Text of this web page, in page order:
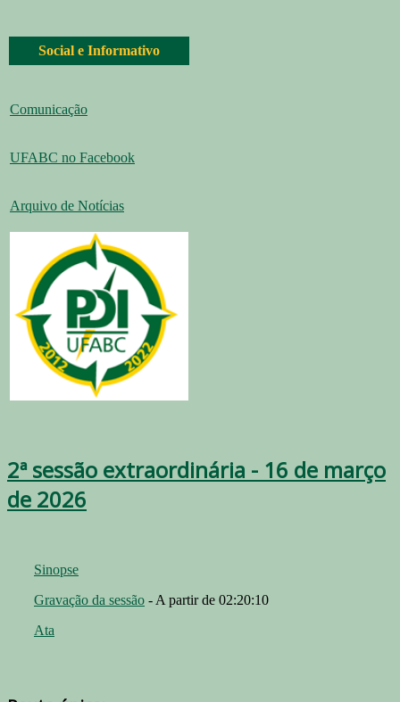
Social e Informativo
Comunicação
UFABC no Facebook
Arquivo de Notícias
2ª sessão extraordinária - 16 de março
de 2026
Sinopse
Gravação da sessão - A partir de 02:20:10
Ata